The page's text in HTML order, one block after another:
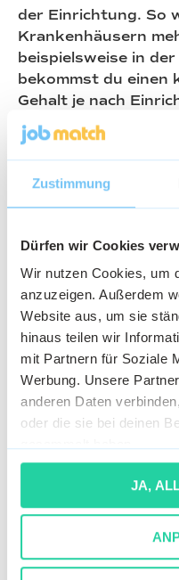
Zustimmung
Dürfen wir Cookies
Wir nutzen Cookies, um
anzuzeigen. Außerdem
Website aus, um sie
hinaus teilen wir
mit Partnern für Soziale
Werbung. Unsere
anderen Daten
oder die sie bei deinen
JA,
der Einrichtung. So
Krankenhäusern
beispielsweise in
bekommst du einen
Gehalt je nach
Grundlage hierfür
examinierten
Examinierte
Einrichtung
Altenpflege
Krankenhaus
Pflegedienst
Examinierte